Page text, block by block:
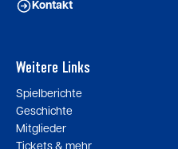
Kontakt
Weitere Links
Spielberichte
Geschichte
Mitglieder
Tickets & mehr